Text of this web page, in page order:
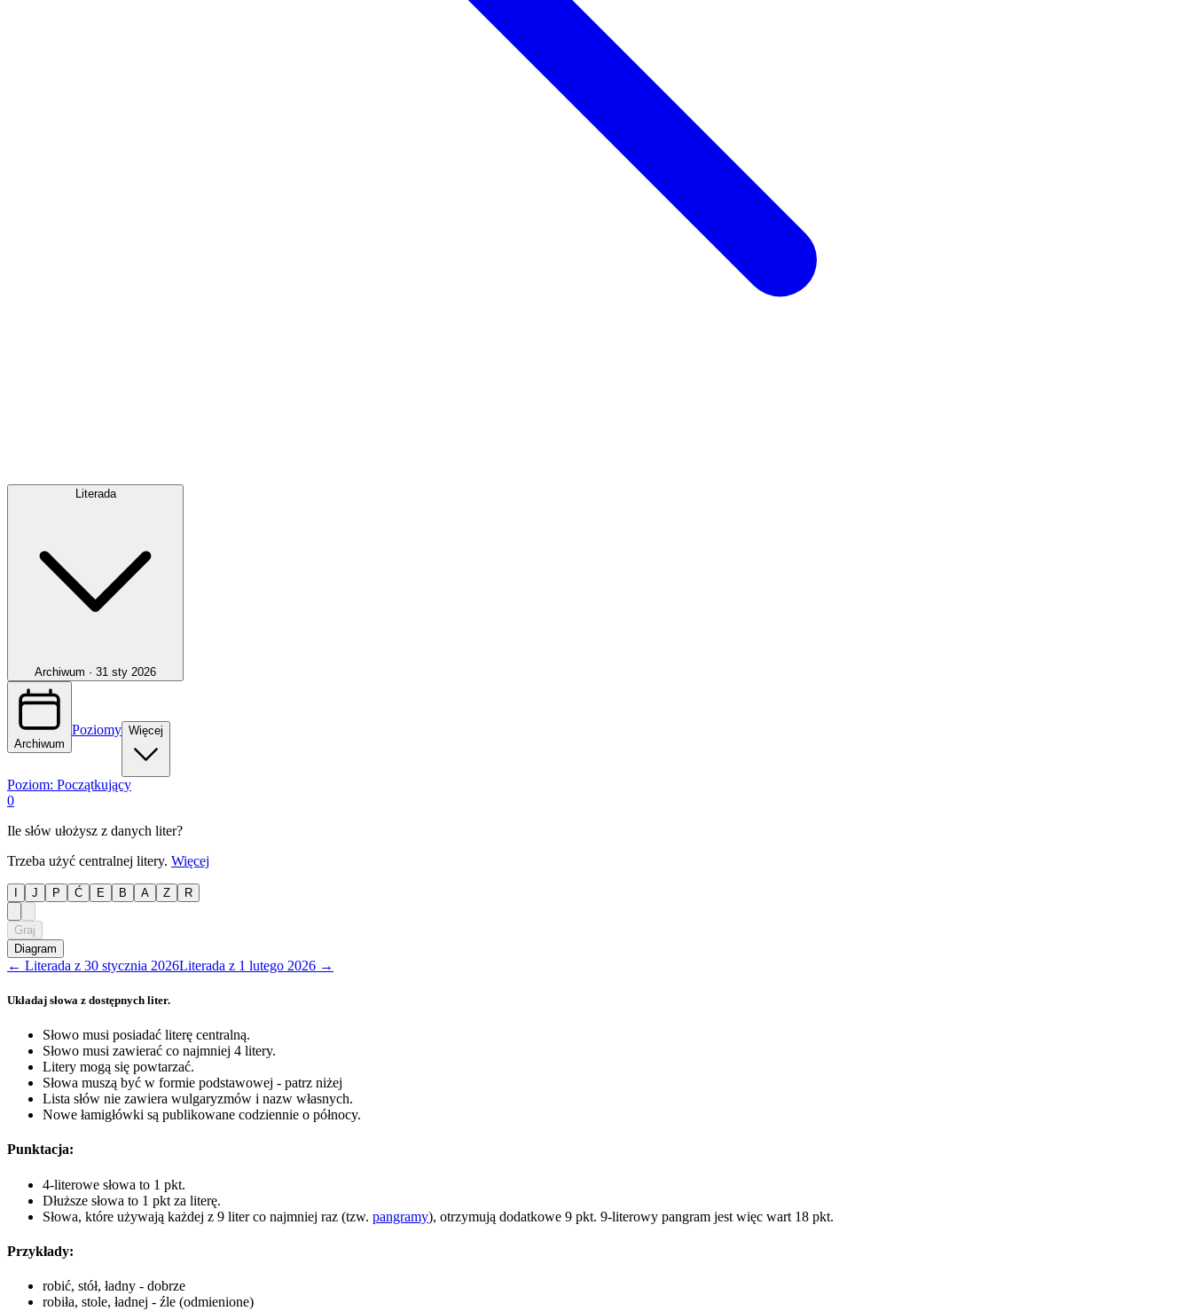
Literada
Archiwum · 31 sty 2026
Archiwum
Poziomy Więcej
Poziom: Początkujący
0
Ile słów ułożysz z danych liter?
Trzeba użyć centralnej litery. Więcej
J P Ć E B A Z R
Graj
Diagram
← Literada z 30 stycznia 2026Literada z 1 lutego 2026 →
Układaj słowa z dostępnych liter.
Słowo musi posiadać literę centralną.
Słowo musi zawierać co najmniej 4 litery.
Litery mogą się powtarzać.
Słowa muszą być w formie podstawowej - patrz niżej
Lista słów nie zawiera wulgaryzmów i nazw własnych.
Nowe łamigłówki są publikowane codziennie o północy.
Punktacja:
4-literowe słowa to 1 pkt.
Dłuższe słowa to 1 pkt za literę.
Słowa, które używają każdej z 9 liter co najmniej raz (tzw. pangramy), otrzymują dodatkowe 9 pkt. 9-literowy pangram jest więc wart 18 pkt.
Przykłady:
robić, stół, ładny - dobrze
robiła, stole, ładnej - źle (odmienione)